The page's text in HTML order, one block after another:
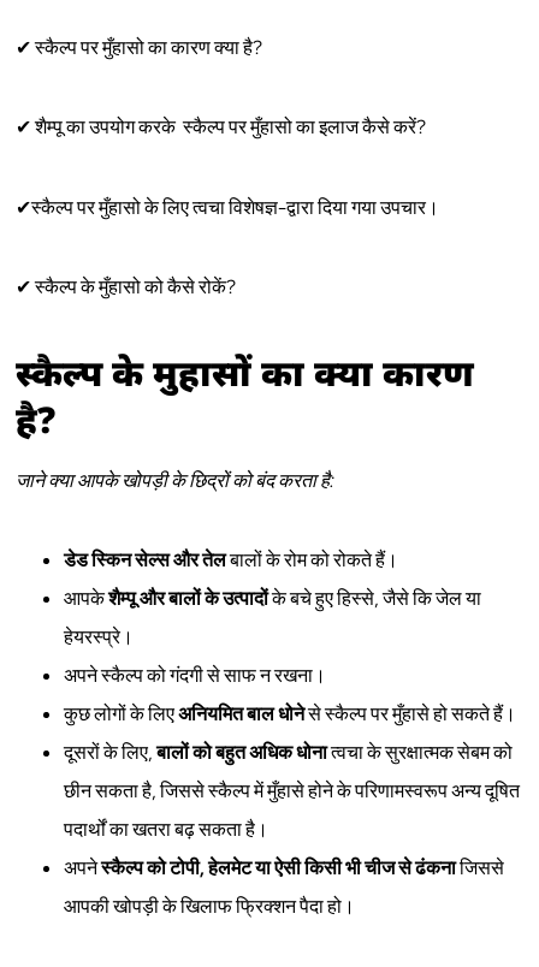
✔ स्कैल्प पर मुँहासो का कारण क्या है?
✔ शैम्पू का उपयोग करके स्कैल्प पर मुँहासो का इलाज कैसे करें?
✔स्कैल्प पर मुँहासो के लिए त्वचा विशेषज्ञ-द्वारा दिया गया उपचार।
✔ स्कैल्प के मुँहासो को कैसे रोकें?
स्कैल्प के मुहासों का क्या कारण
है?
जाने क्या आपके खोपड़ी के छिद्रों को बंद करता है:
डेड स्किन सेल्स और तेलबालों के रोम को रोकते हैं।
आपकेशैम्पू और बालों के उत्पादोंके बचे हुए हिस्से, जैसे कि जेल या
हेयरस्प्रे।
अपने स्कैल्प को गंदगी से साफ न रखना।
कुछ लोगों के लिएअनियमित बाल धोनेसे स्कैल्प पर मुँहासे हो सकते हैं।
दूसरों के लिए,बालों को बहुत अधिक धोनात्वचा के सुरक्षात्मक सेबम को
छीन सकता है, जिससे स्कैल्प में मुँहासे होने के परिणामस्वरूप अन्य दूषित
पदार्थों का खतरा बढ़ सकता है।
अपनेस्कैल्प को टोपी, हेलमेट या ऐसी किसी भी चीज से ढंकनाजिससे
आपकी खोपड़ी के खिलाफ फ्रिक्शन पैदा हो।